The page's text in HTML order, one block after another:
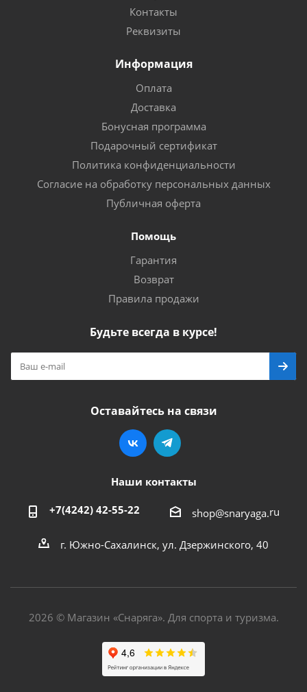
Контакты
Реквизиты
Информация
Оплата
Доставка
Бонусная программа
Подарочный сертификат
Политика конфиденциальности
Согласие на обработку персональных данных
Публичная оферта
Помощь
Гарантия
Возврат
Правила продажи
Будьте всегда в курсе!
Оставайтесь на связи
Наши контакты
+7(4242) 42-55-22 shop@snaryaga.ru
г. Южно-Сахалинск, ул. Дзержинского, 40
2026 © Магазин «Снаряга». Для спорта и туризма.